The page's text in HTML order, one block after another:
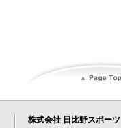
株式会社 日比野スポーツ